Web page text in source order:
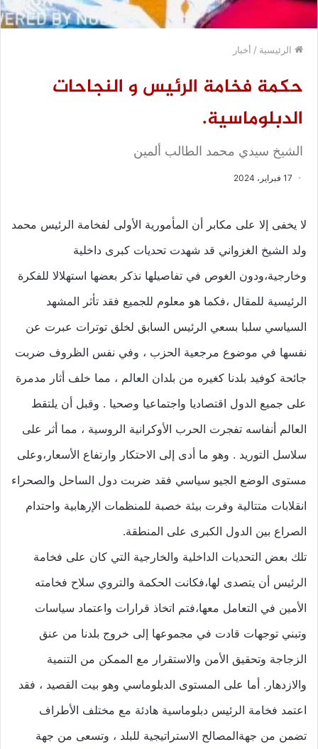
الرئيسية / أخبار
حكمة فخامة الرئيس و النجاحات
الدبلوماسية.
الشيخ سيدي محمد الطالب ألمين
17 فبراير، 2024
لا يخفى إلا على مكابر أن المأمورية الأولى لفخامة الرئيس محمد
ولد الشيخ الغزواني قد شهدت تحديات كبرى داخلية
وخارجية،ودون الغوص في تفاصيلها نذكر بعضها استهلالا للفكرة
الرئيسية للمقال ،فكما هو معلوم للجميع فقد تأثر المشهد
السياسي سلبا بسعي الرئيس السابق لخلق توترات عبرت عن
نفسها في موضوع مرجعية الحزب ، وفي نفس الظروف ضربت
جائحة كوفيد بلدنا كغيره من بلدان العالم ، مما خلف أثار مدمرة
على جميع الدول اقتصاديا واجتماعيا وصحيا . وقبل أن يلتقط
العالم أنفاسه تفجرت الحرب الأوكرانية الروسية ، مما أثر على
سلاسل التوريد . وهو ما أدى إلى الاحتكار وارتفاع الأسعار،وعلى
مستوى الوضع الجيو سياسي فقد ضربت دول الساحل والصحراء
انقلابات متتالية وفرت بيئة خصبة للمنظمات الإرهابية واحتدام
الصراع بين الدول الكبرى على المنطقة.
تلك بعض التحديات الداخلية والخارجية التي كان على فخامة
الرئيس أن يتصدى لها،فكانت الحكمة والتروي سلاح فخامته
الأمين في التعامل معها،فتم اتخاذ قرارات واعتماد سياسات
وتبني توجهات قادت في مجموعها إلى خروج بلدنا من عنق
الزجاجة وتحقيق الأمن والاستقرار مع الممكن من التنمية
والازدهار. أما على المستوى الدبلوماسي وهو بيت القصيد ، فقد
اعتمد فخامة الرئيس دبلوماسية هادئة مع مختلف الأطراف
تضمن من جهةالمصالح الاستراتيجية للبلد ، وتسعى من جهة